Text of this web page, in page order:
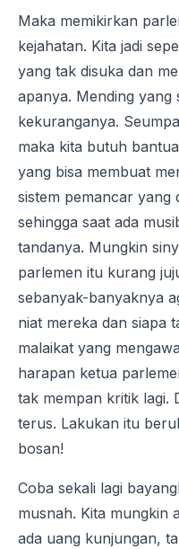
Maka memikirkan
kejahatan. Kita jadi
yang tak disuka dan
apanya. Mending yang
kekuranganya.
maka kita butuh
yang bisa membuat
sistem pemancar yang
sehingga saat ada
tandanya. Mungkin
parlemen itu kurang
sebanyak-banyaknya
niat mereka dan siapa
malaikat yang
harapan ketua
tak mempan kritik lagi.
terus. Lakukan itu
bosan!
Coba sekali lagi
musnah. Kita mungkin
ada uang kunjungan,